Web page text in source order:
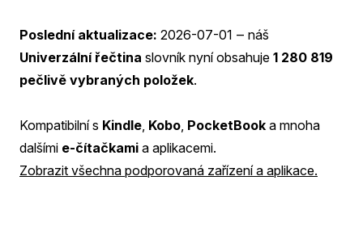
Poslední aktualizace: 2026-07-01 ‒ náš
Univerzální řečtina slovník nyní obsahuje 1 280 819
pečlivě vybraných položek.
Kompatibilní s Kindle Kobo PocketBook a mnoha
dalšími e-čítačkami a aplikacemi.
Zobrazit všechna podporovaná zařízení a aplikace.